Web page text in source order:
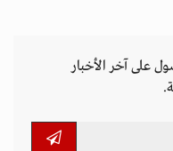
على آخر الأخبار